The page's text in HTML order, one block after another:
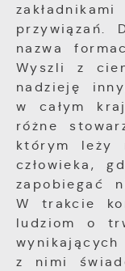
przywiązań.
nazwa
Wyszli z
nadzieję
w całym
różne
którym leży
człowieka,
zapobiegać
W trakcie
ludziom o
z nimi